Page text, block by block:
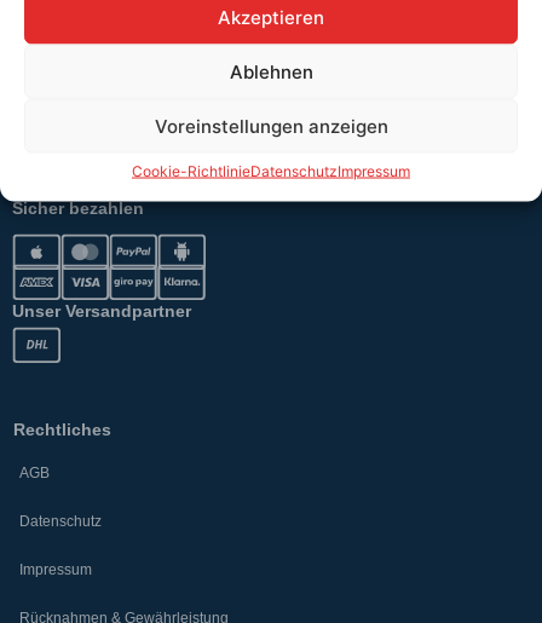
Akzeptieren
Ablehnen
Voreinstellungen anzeigen
Cookie-RichtlinieDatenschutzImpressum
Rücknahmen & Gewährleistung
Sicher bezahlen
Unser Versandpartner
Rechtliches
AGB
Datenschutz
Impressum
Rücknahmen & Gewährleistung